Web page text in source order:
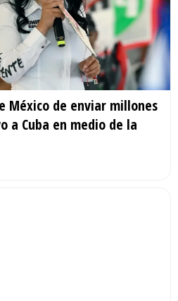
México de enviar millones
a Cuba en medio de la